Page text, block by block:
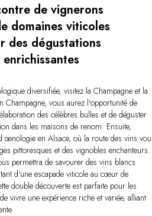
de vignerons
domaines viticoles
des dégustations
diversifiée, visitez la Champagne et la
Champagne, vous aurez l'opportunité de
des célèbres bulles et de déguster
dans les maisons de renom. Ensuite,
œnologie en Alsace, où la route des vins
pittoresques et des vignobles enchanteurs.
permettra de savourer des vins blancs
d'une escapade viticole au cœur de
double découverte est parfaite pour les
vivre une expérience riche et variée, alliant